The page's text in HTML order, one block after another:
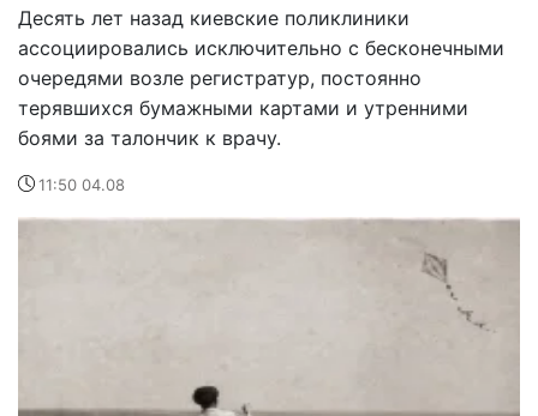
Десять лет назад киевские поликлиники
ассоциировались исключительно с бесконечными
очередями возле регистратур, постоянно
терявшихся бумажными картами и утренними
боями за талончик к врачу.
11:50 04.08